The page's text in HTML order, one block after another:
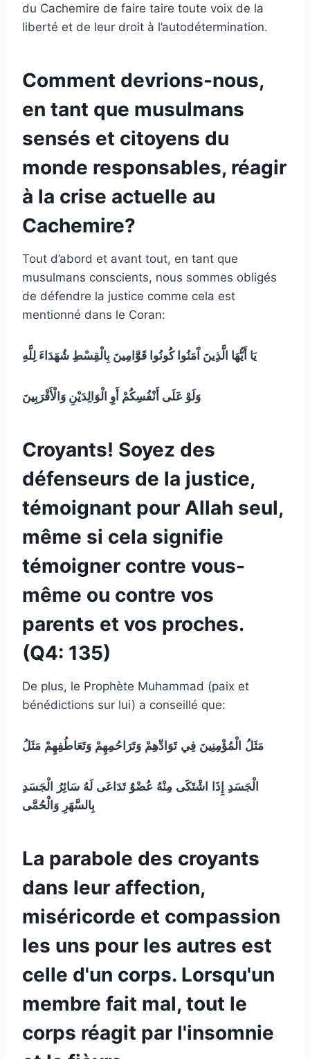
du Cachemire de faire taire toute voix de la
liberté et de leur droit à l’autodétermination.
Comment devrions-nous,
en tant que musulmans
sensés et citoyens du
monde responsables, réagir
à la crise actuelle au
Cachemire?
Tout d’abord et avant tout, en tant que
musulmans conscients, nous sommes obligés
de défendre la justice comme cela est
mentionné dans le Coran:
يَا أَيُّهَا الَّذِينَ آَمَنُوا كُونُوا قَوَّامِينَ بِالْقِسْطِ شُهَدَاءَ لِلَّهِ
وَلَوْ عَلَى أَنْفُسِكُمْ أَوِ الْوَالِدَيْنِ وَالْأَقْرَبِينَ
Croyants! Soyez des
défenseurs de la justice,
témoignant pour Allah seul,
même si cela signifie
témoigner contre vous-
même ou contre vos
parents et vos proches.
(Q4: 135)
De plus, le Prophète Muhammad (paix et
bénédictions sur lui) a conseillé que:
مَثَلُ الْمُؤْمِنِينَ فِي تَوَادِّهِمْ وَتَرَاحُمِهِمْ وَتَعَاطُفِهِمْ مَثَلُ
الْجَسَدِ إِذَا اشْتَكَى مِنْهُ عُضْوٌ تَدَاعَى لَهُ سَائِرُ الْجَسَدِ
بِالسَّهَرِ وَالْحُمَّى
La parabole des croyants
dans leur affection,
miséricorde et compassion
les uns pour les autres est
celle d'un corps. Lorsqu'un
membre fait mal, tout le
corps réagit par l'insomnie